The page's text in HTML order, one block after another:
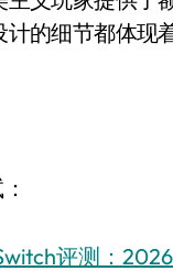
的细节都体现
评测：2026